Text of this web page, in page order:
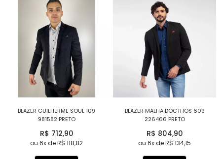
BLAZER GUILHERME SOUL 109
981582 PRETO
R$ 712,90
ou 6x de R$ 118,82
BLAZER MALHA DOCTHOS 609
226466 PRETO
R$ 804,90
ou 6x de R$ 134,15